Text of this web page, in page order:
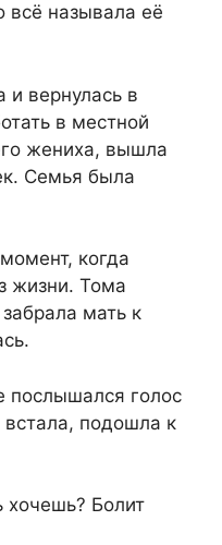
всё называла её
и вернулась в
в местной
жениха, вышла
Семья была
когда
жизни. Тома
мать к
голос
подошла к
Болит